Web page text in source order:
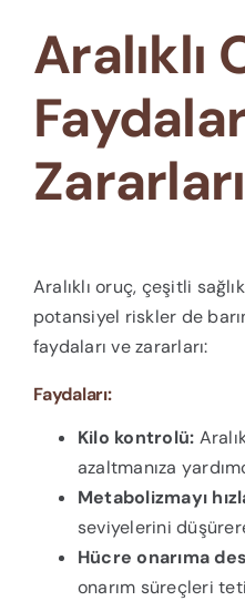
Aralıklı
Zararları
Aralıklı oruç, çeşitli
potansiyel riskler de
faydaları ve zararları:
Faydaları:
Kilo kontrolü:
azaltmanıza
Metabolizmayı
seviyelerini
Hücre onarıma
onarım süreçleri